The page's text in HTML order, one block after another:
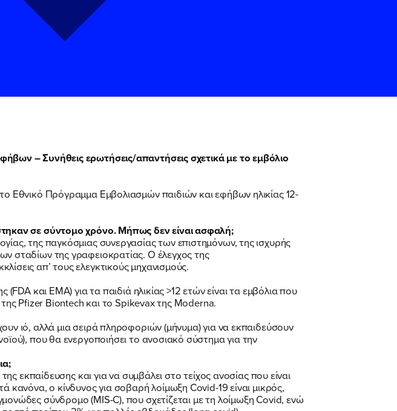
– Συνήθεις ερωτήσεις/απαντήσεις σχετικά με το εμβόλιο
Εθνικό Πρόγραμμα Εμβολιασμών παιδιών και εφήβων ηλικίας 12-
σε σύντομο χρόνο. Μήπως δεν είναι ασφαλή;
της παγκόσμιας συνεργασίας των επιστημόνων, της ισχυρής
σταδίων της γραφειοκρατίας. Ο έλεγχος της
απ’ τους ελεγκτικούς μηχανισμούς.
και EMA) για τα παιδιά ηλικίας >12 ετών είναι τα εμβόλια που
Pfizer Biontech και το Spikevax της Moderna.
ιό, αλλά μια σειρά πληροφοριών (μήνυμα) για να εκπαιδεύσουν
που θα ενεργοποιήσει το ανοσιακό σύστημα για την
εκπαίδευσης και για να συμβάλει στο τείχος ανοσίας που είναι
ο κίνδυνος για σοβαρή λοίμωξη Covid-19 είναι μικρός,
σύνδρομο (MIS-C), που σχετίζεται με τη λοίμωξη Covid, ενώ
Δεδομένων Όρους Χρήσης
Νίκης Κεραμέως
Δεδομένων Όρους Χρήσης
Νίκης Κεραμέως